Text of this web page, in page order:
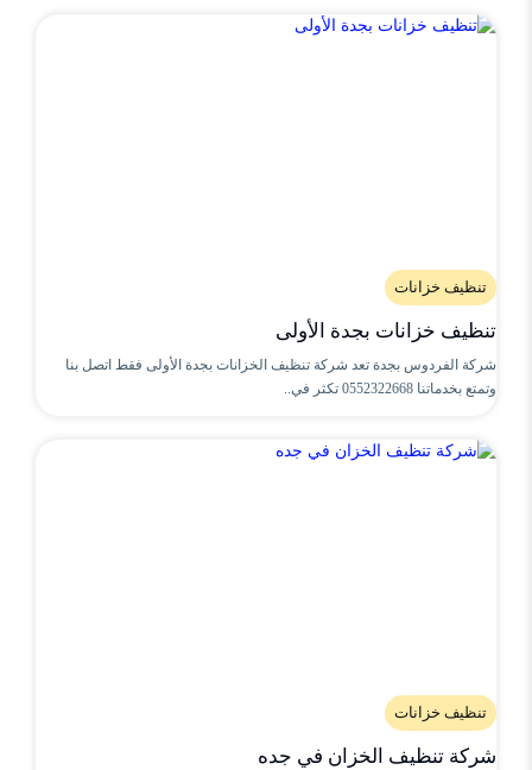
تنظيف خزانات
تنظيف خزانات بجدة الأولى
شركة الفردوس بجدة تعد شركة تنظيف الخزانات بجدة الأولى فقط اتصل بنا
وتمتع بخدماتنا 0552322668 تكثر في..
تنظيف خزانات
شركة تنظيف الخزان في جده